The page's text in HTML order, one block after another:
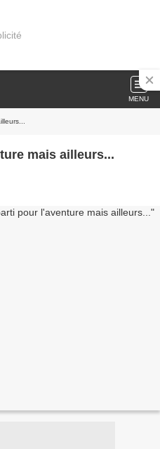
MENU
mais ailleurs...